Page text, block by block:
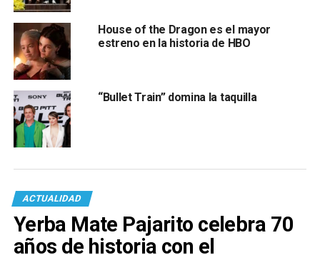
House of the Dragon es el mayor
estreno en la historia de HBO
“Bullet Train” domina la taquilla
ACTUALIDAD
Yerba Mate Pajarito celebra 70
años de historia con el